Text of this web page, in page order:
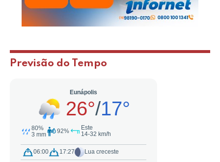
Previsão do Tempo